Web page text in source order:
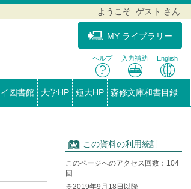
ようこそ ゲスト さん
MY ライブラリー
ヘルプ 入力補助 English
図書館 大学HP 短大HP 森修文庫和書目録
この資料の利用統計
このページへのアクセス回数：104
回
※2019年9月18日以降